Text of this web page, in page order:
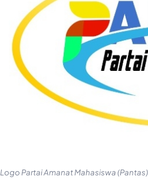
Logo Partai Amanat Mahasiswa